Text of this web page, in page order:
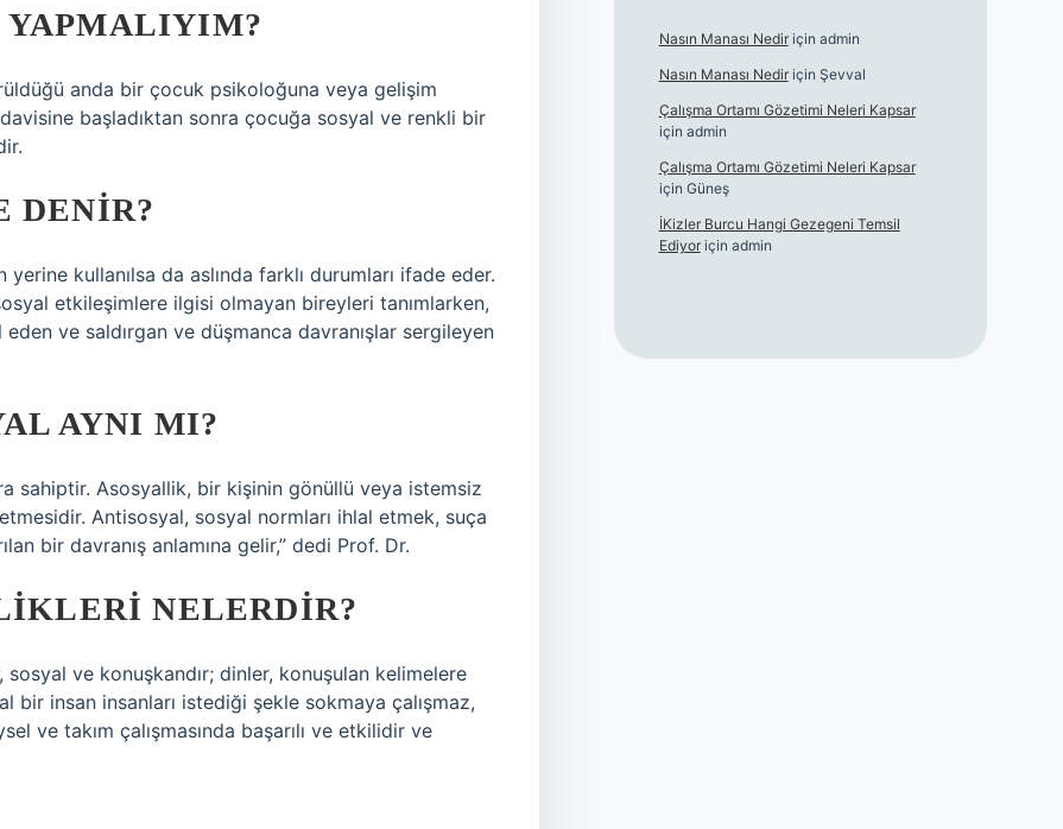
YAPMALIYIM?
anda bir çocuk psikoloğuna veya gelişim
başladıktan sonra çocuğa sosyal ve renkli bir
DENIR?
kullanılsa da aslında farklı durumları ifade eder.
etkileşimlere ilgisi olmayan bireyleri tanımlarken,
eden ve saldırgan ve düşmanca davranışlar sergileyen
AYNI MI?
sahiptir. Asosyallik, bir kişinin gönüllü veya istemsiz
Antisosyal, sosyal normları ihlal etmek, suça
bir davranış anlamına gelir,” dedi Prof. Dr.
NELERDIR?
ve konuşkandır; dinler, konuşulan kelimelere
insan insanları istediği şekle sokmaya çalışmaz,
ve takım çalışmasında başarılı ve etkilidir ve
Nasın Manası Nediriçin admin
Nasın Manası Nediriçin Şevval
Çalışma Ortamı Gözetimi Neleri Kapsar
için admin
Çalışma Ortamı Gözetimi Neleri Kapsar
için Güneş
İKizler Burcu Hangi Gezegeni Temsil
Ediyoriçin admin